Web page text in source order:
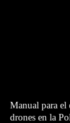
Manual para el
drones en la